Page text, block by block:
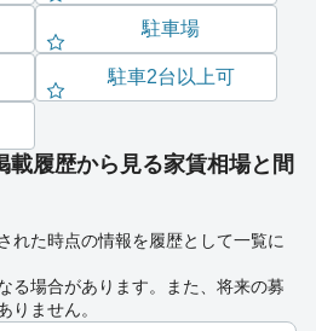
駐車場
駐車2台以上可
載履歴から見る家賃相場と間
れた時点の情報を履歴として一覧に
る場合があります。また、将来の募
りません。